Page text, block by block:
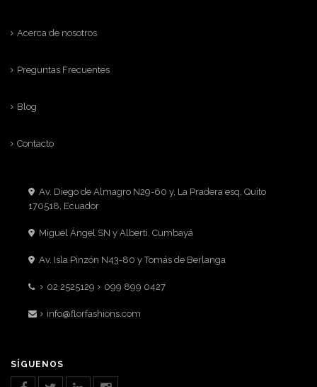
Acerca de nosotros
Preguntas Frecuentes
Blog
Contacto
Av. Diego de Almagro N29-60 y, La Pradera esq, Quito
170518, Ecuador
Miguel Ángel SN y Alberti. Cumbayá
Av. Isla Pinzón N43-80 y Tomás de Berlanga
02 2525129 099 899 0427
info@florfashions.com
SÍGUENOS